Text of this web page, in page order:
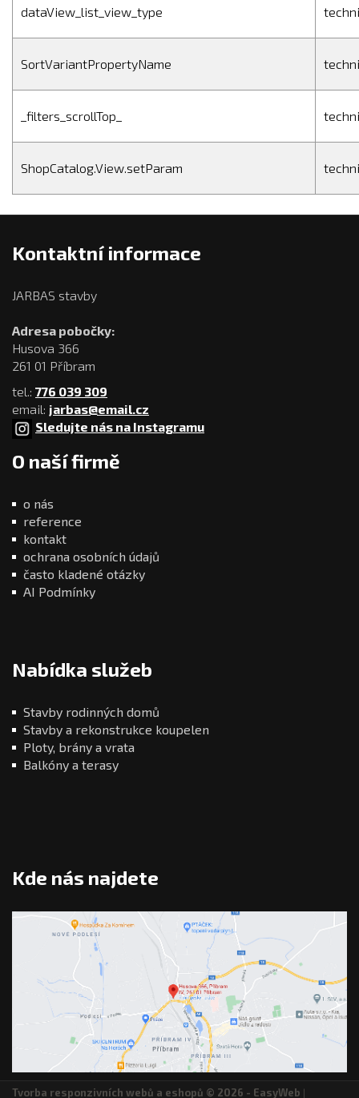
dataView_list_view_type
SortVariantPropertyName
_filters_scrollTop_
ShopCatalog.View.setParam
Kontaktní informace
JARBAS stavby
Adresa pobočky:
Husova 366
261 01 Příbram
tel.: 776 039 309
email: jarbas@email.cz
Sledujte nás na Instagramu
O naší firmě
o nás
reference
kontakt
ochrana osobních údajů
často kladené otázky
AI Podmínky
Nabídka služeb
Stavby rodinných domů
Stavby a rekonstrukce koupelen
Ploty, brány a vrata
Balkóny a terasy
Kde nás najdete
Tvorba responzivních webů a eshopů © 2026 - EasyWeb |